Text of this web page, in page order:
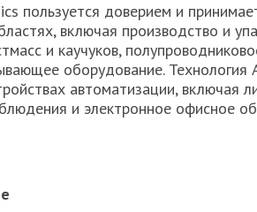
пользуется доверием и
включая производство и
и каучуков,
оборудование. Технология
автоматизации, включая
и электронное офисное